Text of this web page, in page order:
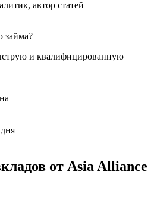
автор статей
займа?
и квалифицированную
от Asia Alliance